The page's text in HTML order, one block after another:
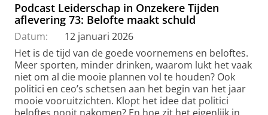
Podcast Leiderschap in Onzekere Tijden
aflevering 73: Belofte maakt schuld
Datum:
12 januari 2026
Het is de tijd van de goede voornemens en beloftes.
Meer sporten, minder drinken, waarom lukt het vaak
niet om al die mooie plannen vol te houden? Ook
politici en ceo’s schetsen aan het begin van het jaar
mooie vooruitzichten. Klopt het idee dat politici